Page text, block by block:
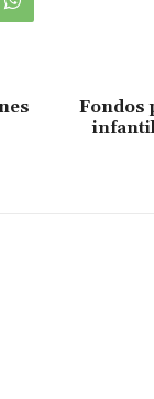
Fondos